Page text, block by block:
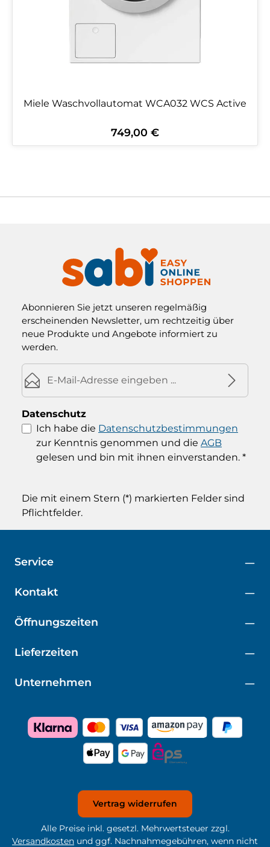
Miele Waschvollautomat WCA032 WCS Active
Regulärer Preis:
749,00 €
Abonnieren Sie jetzt unseren regelmäßig
erscheinenden Newsletter, um rechtzeitig über
neue Produkte und Angebote informiert zu
werden.
E-Mail-Adresse*
Datenschutz
Ich habe die Datenschutzbestimmungen
zur Kenntnis genommen und die AGB
gelesen und bin mit ihnen einverstanden. *
Die mit einem Stern (*) markierten Felder sind
Pflichtfelder.
Kontakt
Öffnungszeiten
Service
Unternehmen
Lieferzeiten
Vertrag widerrufen
Alle Preise inkl. gesetzl. Mehrwertsteuer zzgl.
Versandkosten und ggf. Nachnahmegebühren, wenn nicht